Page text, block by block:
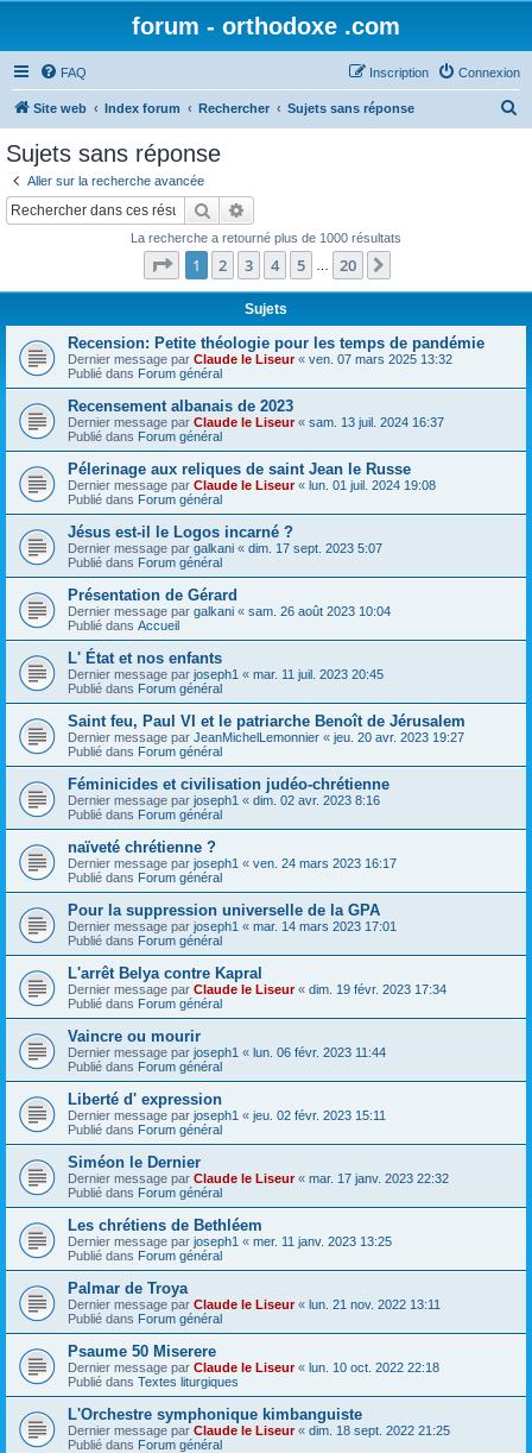
forum - orthodoxe .com
FAQ Connexion
Inscription
Site web Index forum Rechercher Sujets sans réponse
Sujets sans réponse
Aller sur la recherche avancée
Rechercher
La recherche a retourné plus de 1000 résultats
Page 1sur20
1 2 3 4 5 20
Sujets
Recension: Petite théologie pour les temps de pandémie
Dernier message par Claude le Liseur« ven. 07 mars 2025 13:32
Publié dans Forum général
Recensement albanais de 2023
Dernier message par Claude le Liseur« sam. 13 juil. 2024 16:37
Publié dans Forum général
Pélerinage aux reliques de saint Jean le Russe
Dernier message par Claude le Liseur« lun. 01 juil. 2024 19:08
Publié dans Forum général
Jésus est-il le Logos incarné ?
Dernier message par galkani « dim. 17 sept. 2023 5:07
Publié dans Forum général
Présentation de Gérard
Dernier message par galkani « sam. 26 août 2023 10:04
Publié dans Accueil
L' État et nos enfants
Dernier message par joseph1 « mar. 11 juil. 2023 20:45
Publié dans Forum général
Saint feu, Paul VI et le patriarche Benoît de Jérusalem
Dernier message par JeanMichelLemonnier « jeu. 20 avr. 2023 19:27
Publié dans Forum général
Féminicides et civilisation judéo-chrétienne
Dernier message par joseph1 « dim. 02 avr. 2023 8:16
Publié dans Forum général
naïveté chrétienne ?
Dernier message par joseph1 « ven. 24 mars 2023 16:17
Publié dans Forum général
Pour la suppression universelle de la GPA
Dernier message par joseph1 « mar. 14 mars 2023 17:01
Publié dans Forum général
L'arrêt Belya contre Kapral
Dernier message par Claude le Liseur« dim. 19 févr. 2023 17:34
Publié dans Forum général
Vaincre ou mourir
Dernier message par joseph1 « lun. 06 févr. 2023 11:44
Publié dans Forum général
Liberté d' expression
Dernier message par joseph1 « jeu. 02 févr. 2023 15:11
Publié dans Forum général
Siméon le Dernier
Dernier message par Claude le Liseur« mar. 17 janv. 2023 22:32
Publié dans Forum général
Les chrétiens de Bethléem
Dernier message par joseph1 « mer. 11 janv. 2023 13:25
Publié dans Forum général
Palmar de Troya
Dernier message par Claude le Liseur« lun. 21 nov. 2022 13:11
Publié dans Forum général
Psaume 50 Miserere
Dernier message par Claude le Liseur« lun. 10 oct. 2022 22:18
Publié dans Textes liturgiques
L'Orchestre symphonique kimbanguiste
Dernier message par Claude le Liseur« dim. 18 sept. 2022 21:25
Publié dans Forum général